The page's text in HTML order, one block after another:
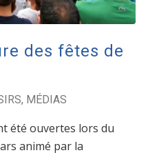
des fêtes de
, MÉDIAS
été ouvertes lors du
animé par la